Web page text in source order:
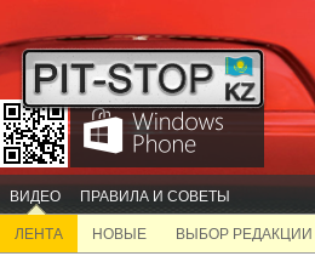
ВИДЕО ПРАВИЛА И СОВЕТЫ
ЛЕНТА НОВЫЕ ВЫБОР РЕДАКЦИИ